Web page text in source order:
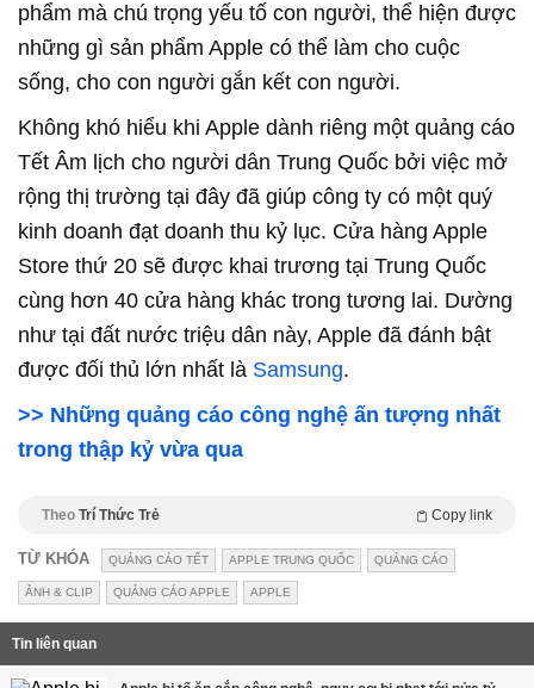
phẩm mà chú trọng yếu tố con người, thể hiện được
những gì sản phẩm Apple có thể làm cho cuộc
sống, cho con người gắn kết con người.
Không khó hiểu khi Apple dành riêng một quảng cáo
Tết Âm lịch cho người dân Trung Quốc bởi việc mở
rộng thị trường tại đây đã giúp công ty có một quý
kinh doanh đạt doanh thu kỷ lục. Cửa hàng Apple
Store thứ 20 sẽ được khai trương tại Trung Quốc
cùng hơn 40 cửa hàng khác trong tương lai. Dường
như tại đất nước triệu dân này, Apple đã đánh bật
được đối thủ lớn nhất là Samsung.
>> Những quảng cáo công nghệ ấn tượng nhất
trong thập kỷ vừa qua
Theo Trí Thức Trẻ Copy link
TỪ KHÓA QUẢNG CÁO TẾT APPLE TRUNG QUỐC QUẢNG CÁO
ẢNH & CLIP QUẢNG CÁO APPLE APPLE
Tin liên quan